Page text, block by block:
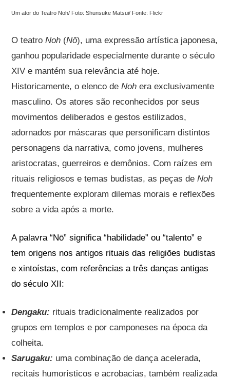
Um ator do Teatro Noh/ Foto: Shunsuke Matsui/ Fonte: Flickr
O teatroNoh (Nō), uma expressão artística japonesa,
ganhou popularidade especialmente durante o século
XIV e mantém sua relevância até hoje.
Historicamente, o elenco deNoh era exclusivamente
masculino. Os atores são reconhecidos por seus
movimentos deliberados e gestos estilizados,
adornados por máscaras que personificam distintos
personagens da narrativa, como jovens, mulheres
aristocratas, guerreiros e demônios. Com raízes em
rituais religiosos e temas budistas, as peças deNoh
frequentemente exploram dilemas morais e reflexões
sobre a vida após a morte.
A palavra “Nō” significa “habilidade” ou “talento” e
tem origens nos antigos rituais das religiões budistas
e xintoístas, com referências a três danças antigas
do século XII:
Dengaku: rituais tradicionalmente realizados por
grupos em templos e por camponeses na época da
colheita.
Sarugaku: uma combinação de dança acelerada,
recitais humorísticos e acrobacias, também realizada